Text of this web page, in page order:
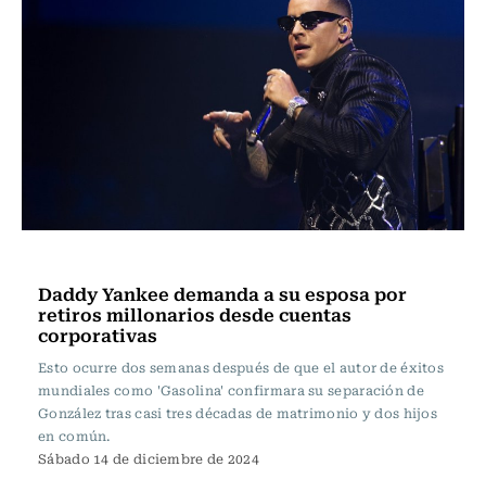
Daddy Yankee demanda a su esposa por
retiros millonarios desde cuentas
corporativas
Esto ocurre dos semanas después de que el autor de éxitos
mundiales como 'Gasolina' confirmara su separación de
González tras casi tres décadas de matrimonio y dos hijos
en común.
Sábado 14 de diciembre de 2024